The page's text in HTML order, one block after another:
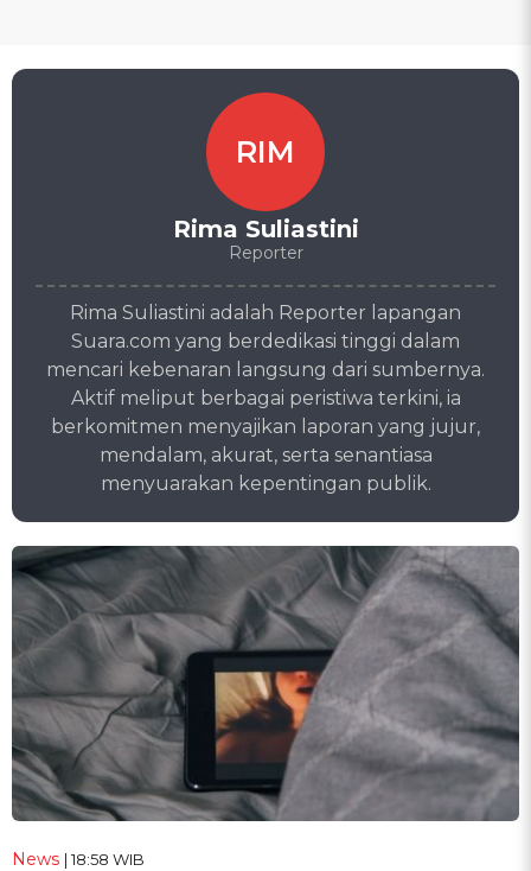
RIM
Rima Suliastini
Reporter
Rima Suliastini adalah Reporter lapangan
Suara.com yang berdedikasi tinggi dalam
mencari kebenaran langsung dari sumbernya.
Aktif meliput berbagai peristiwa terkini, ia
berkomitmen menyajikan laporan yang jujur,
mendalam, akurat, serta senantiasa
menyuarakan kepentingan publik.
News | 18:58 WIB